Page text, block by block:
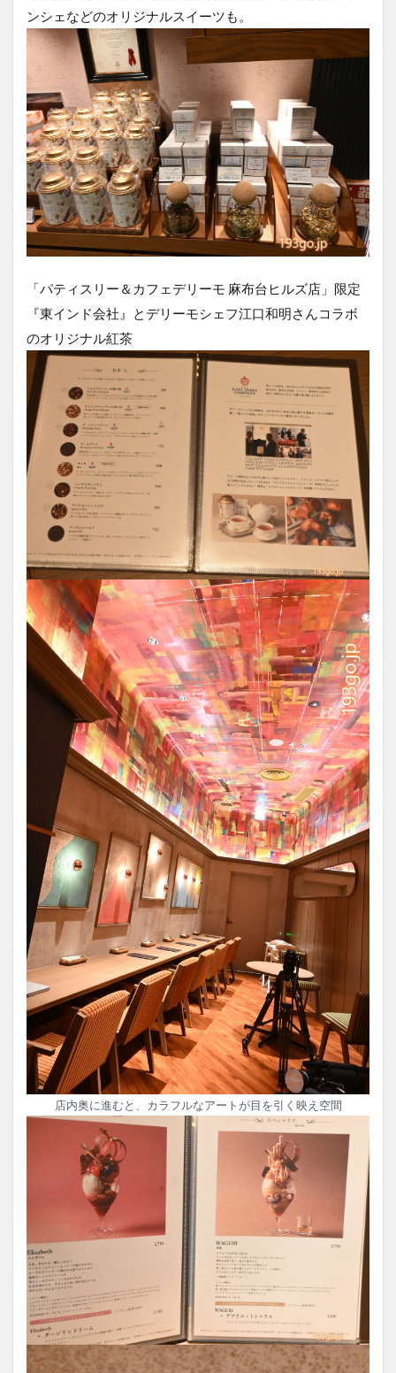
ンシェなどのオリジナルスイーツも。
「パティスリー＆カフェデリーモ 麻布台ヒルズ店」限定
『東インド会社』とデリーモシェフ江口和明さんコラボ
のオリジナル紅茶
店内奥に進むと、カラフルなアートが目を引く映え空間